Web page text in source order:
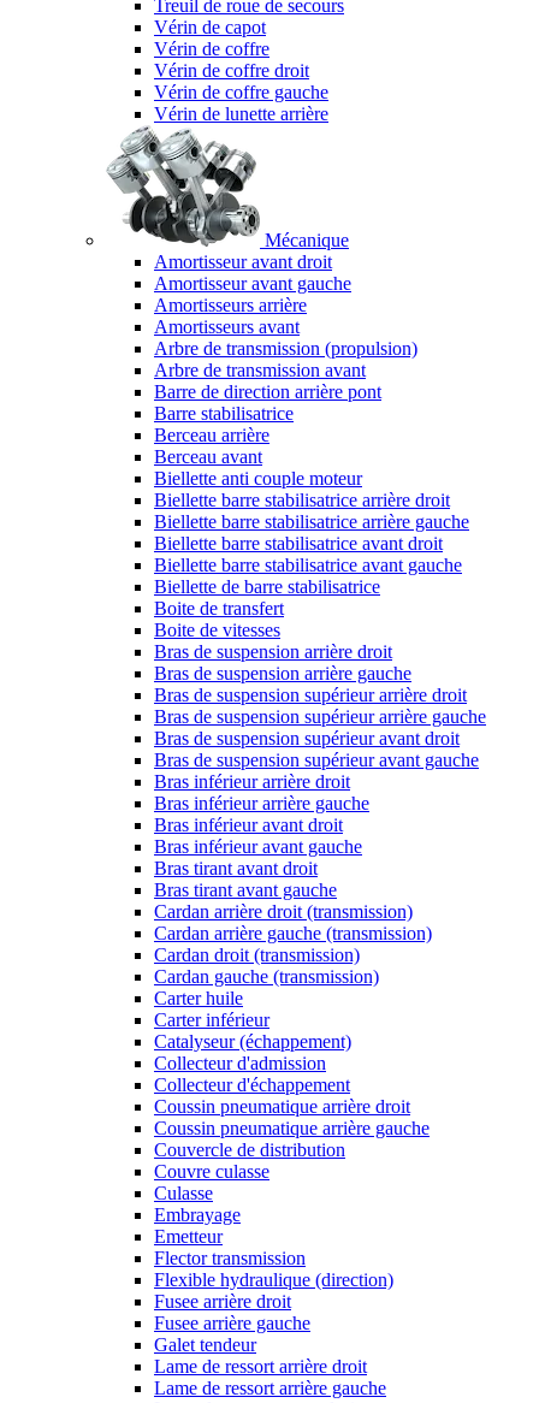
Treuil de roue de secours
Vérin de capot
Vérin de coffre
Vérin de coffre droit
Vérin de coffre gauche
Vérin de lunette arrière
Mécanique
Amortisseur avant droit
Amortisseur avant gauche
Amortisseurs arrière
Amortisseurs avant
Arbre de transmission (propulsion)
Arbre de transmission avant
Barre de direction arrière pont
Barre stabilisatrice
Berceau arrière
Berceau avant
Biellette anti couple moteur
Biellette barre stabilisatrice arrière droit
Biellette barre stabilisatrice arrière gauche
Biellette barre stabilisatrice avant droit
Biellette barre stabilisatrice avant gauche
Biellette de barre stabilisatrice
Boite de transfert
Boite de vitesses
Bras de suspension arrière droit
Bras de suspension arrière gauche
Bras de suspension supérieur arrière droit
Bras de suspension supérieur arrière gauche
Bras de suspension supérieur avant droit
Bras de suspension supérieur avant gauche
Bras inférieur arrière droit
Bras inférieur arrière gauche
Bras inférieur avant droit
Bras inférieur avant gauche
Bras tirant avant droit
Bras tirant avant gauche
Cardan arrière droit (transmission)
Cardan arrière gauche (transmission)
Cardan droit (transmission)
Cardan gauche (transmission)
Carter huile
Carter inférieur
Catalyseur (échappement)
Collecteur d'admission
Collecteur d'échappement
Coussin pneumatique arrière droit
Coussin pneumatique arrière gauche
Couvercle de distribution
Couvre culasse
Culasse
Embrayage
Emetteur
Flector transmission
Flexible hydraulique (direction)
Fusee arrière droit
Fusee arrière gauche
Galet tendeur
Lame de ressort arrière droit
Lame de ressort arrière gauche